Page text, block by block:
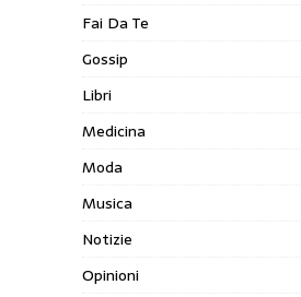
Fai Da Te
Gossip
Libri
Medicina
Moda
Musica
Notizie
Opinioni